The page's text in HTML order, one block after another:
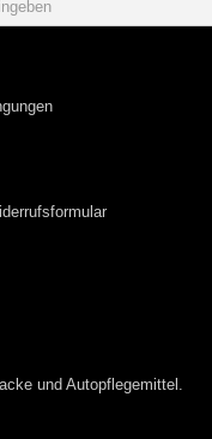
und Autopflegemittel .